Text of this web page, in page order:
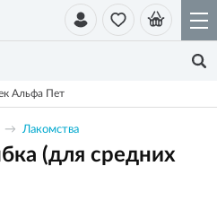
Альфа Пет
Лакомства
(для средних